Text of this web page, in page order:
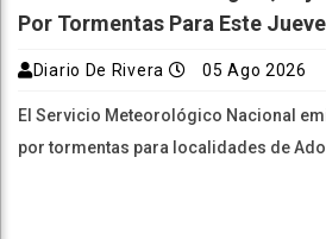
Por Tormentas Para Este
Diario De Rivera 05 Ago 2026
El Servicio Meteorológico Nacional
por tormentas para localidades de